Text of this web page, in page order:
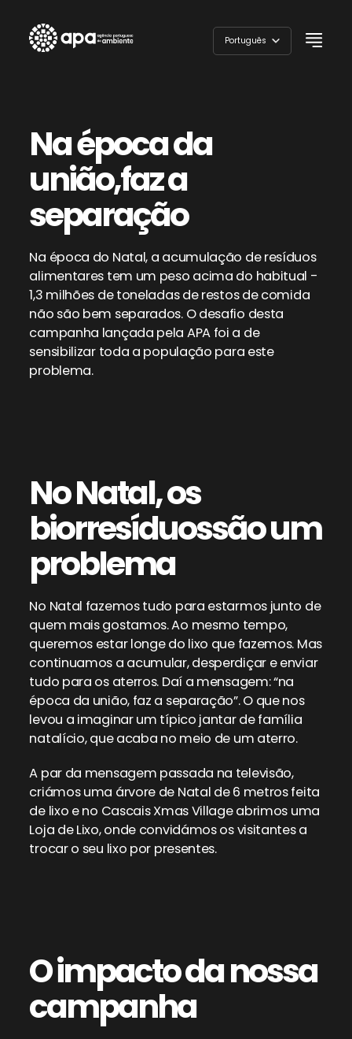
content
Português
Na época da
união,faz a
separação
Na época do Natal, a acumulação de resíduos
alimentares tem um peso acima do habitual -
1,3 milhões de toneladas de restos de comida
não são bem separados. O desafio desta
campanha lançada pela APA foi a de
sensibilizar toda a população para este
problema.
No Natal, os
biorresíduossão um
problema
No Natal fazemos tudo para estarmos junto de
quem mais gostamos. Ao mesmo tempo,
queremos estar longe do lixo que fazemos. Mas
continuamos a acumular, desperdiçar e enviar
tudo para os aterros. Daí a mensagem: “na
época da união, faz a separação”. O que nos
levou a imaginar um típico jantar de família
natalício, que acaba no meio de um aterro.
A par da mensagem passada na televisão,
criámos uma árvore de Natal de 6 metros feita
de lixo e no Cascais Xmas Village abrimos uma
Loja de Lixo, onde convidámos os visitantes a
trocar o seu lixo por presentes.
O impacto danossa
campanha